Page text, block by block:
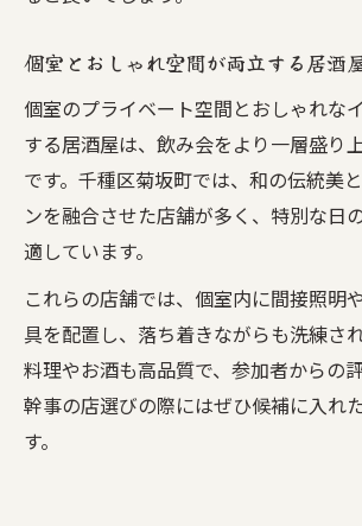
個室とおしゃれ空間が両立する居酒
個室のプライベート空間とおしゃれな
する居酒屋は、飲み会をより一層盛り
です。千種区菊坂町では、和の伝統美
ンを融合させた店舗が多く、特別な日
適しています。
これらの店舗では、個室内に間接照明
具を配置し、落ち着きながらも洗練さ
料理やお酒も高品質で、参加者からの
幹事の店選びの際にはぜひ候補に入れ
す。